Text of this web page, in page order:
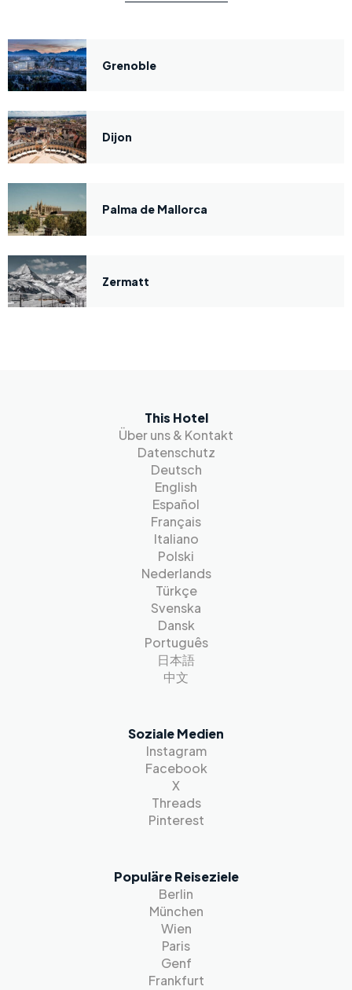
Grenoble
Dijon
Palma de Mallorca
Zermatt
This Hotel
Über uns & Kontakt
Datenschutz
Deutsch
English
Español
Français
Italiano
Polski
Nederlands
Türkçe
Svenska
Dansk
Português
日本語
中文
Soziale Medien
Instagram
Facebook
X
Threads
Pinterest
Populäre Reiseziele
Berlin
München
Wien
Paris
Genf
Frankfurt